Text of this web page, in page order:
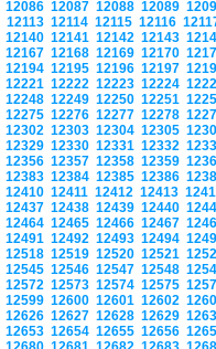
12086 12087 12088 12089
12113 12114 12115 12116
12140 12141 12142 12143
12167 12168 12169 12170
12194 12195 12196 12197
12221 12222 12223 12224
12248 12249 12250 12251
12275 12276 12277 12278
12302 12303 12304 12305
12329 12330 12331 12332
12356 12357 12358 12359
12383 12384 12385 12386
12410 12411 12412 12413
12437 12438 12439 12440
12464 12465 12466 12467
12491 12492 12493 12494
12518 12519 12520 12521
12545 12546 12547 12548
12572 12573 12574 12575
12599 12600 12601 12602
12626 12627 12628 12629
12653 12654 12655 12656